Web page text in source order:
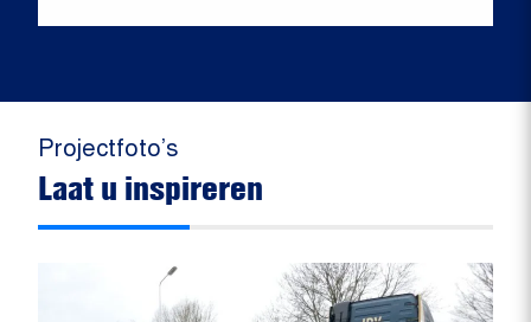
Projectfoto’s
Laat u inspireren